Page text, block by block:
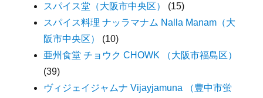
スパイス堂（大阪市中央区）
(15)
スパイス料理 ナッラマナム Nalla Manam（大
阪市中央区）
(10)
亜州食堂 チョウク CHOWK （大阪市福島区）
(39)
ヴィジェイジャムナ Vijayjamuna （豊中市蛍